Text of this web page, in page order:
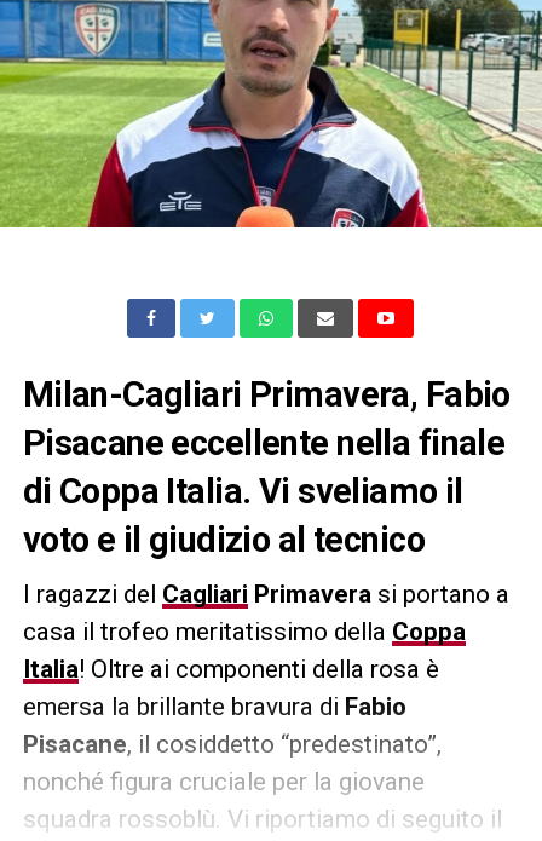
Milan-Cagliari Primavera, Fabio
Pisacane eccellente nella finale
di Coppa Italia. Vi sveliamo il
voto e il giudizio al tecnico
I ragazzi del Cagliari Primaverasi portano a
casa il trofeo meritatissimo della Coppa
Italia! Oltre ai componenti della rosa è
emersa la brillante bravura di Fabio
Pisacane, il cosiddetto “predestinato”,
nonché figura cruciale per la giovane
squadra rossoblù. Vi riportiamo di seguito il